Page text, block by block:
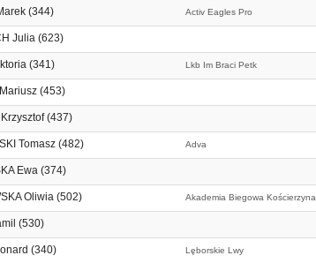
(344) Activ Eagles Pro
Julia (623)
(341) Lkb Im Braci Petk
(453)
(437)
Tomasz (482) Adva
Ewa (374)
Oliwia (502) Akademia Biegowa Kościerzyna
(530)
(340) Lęborskie Lwy